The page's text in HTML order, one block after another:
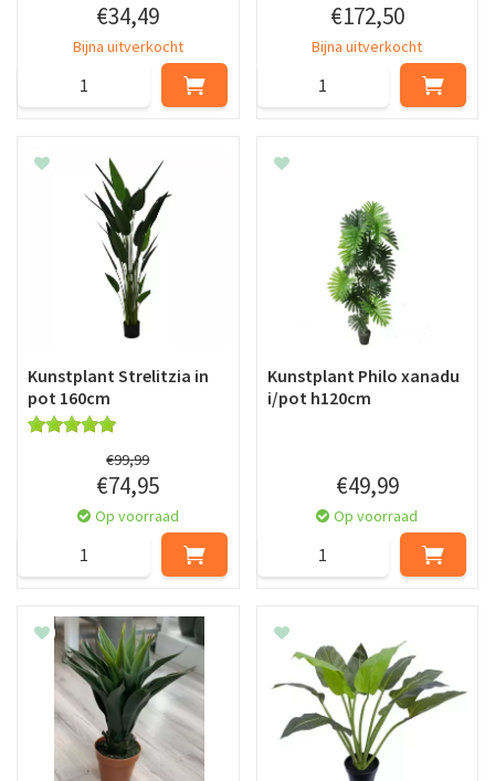
€34,49
Bijna uitverkocht
€172,50
Bijna uitverkocht
Kunstplant Strelitzia in
pot 160cm
€99,99
€74,95
Op voorraad
Kunstplant Philo xanadu
i/pot h120cm
€49,99
Op voorraad